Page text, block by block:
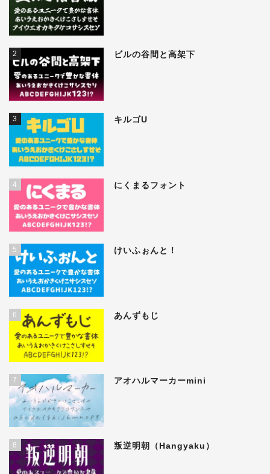
2 ビルの谷間と高架下
3 キルゴU
4 にくまるフォント
5 けいふぉんと！
6 あんずもじ
7 アオハルマーカーmini
8 叛逆明朝（Hangyaku）